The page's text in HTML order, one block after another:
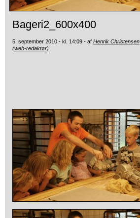
Bageri2_600x400
5. september 2010 - kl. 14:09 - af Henrik Christensen
(web-redaktør)